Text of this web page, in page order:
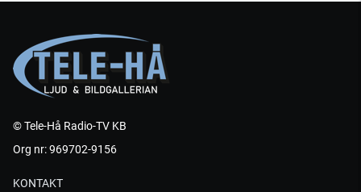
© Tele-Hå Radio-TV KB
Org nr: 969702-9156
KONTAKT